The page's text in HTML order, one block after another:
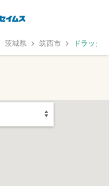
茨城県 筑西市 ドラッグ